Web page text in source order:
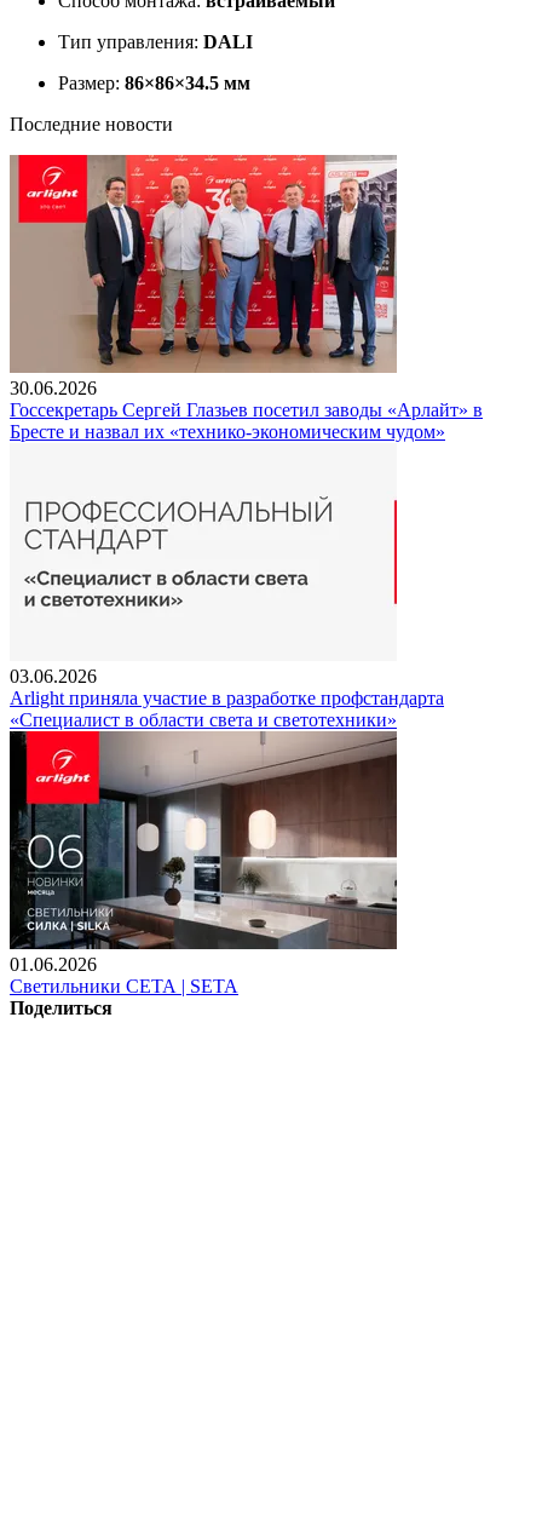
Тип управления: DALI
Размер: 86×86×34.5 мм
Последние новости
30.06.2026
Госсекретарь Сергей Глазьев посетил заводы «Арлайт» в
Бресте и назвал их «технико-экономическим чудом»
03.06.2026
Arlight приняла участие в разработке профстандарта
«Специалист в области света и светотехники»
01.06.2026
Светильники СЕТА | SETA
Поделиться